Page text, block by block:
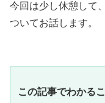
今回は少し休憩して、
ついてお話します。
この記事でわかる